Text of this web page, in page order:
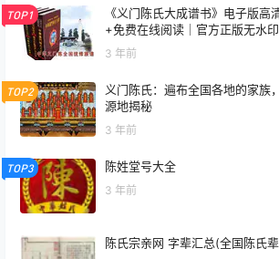
TOP1
《义门陈氏大成谱书》电子版高
+免费在线阅读｜官方正版无水印
3 年前
TOP2
义门陈氏：遍布全国各地的家族
源地揭秘
3 年前
TOP3 陈姓堂号大全
3 年前
陈氏宗亲网 字辈汇总(全国陈氏